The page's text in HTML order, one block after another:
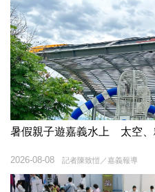
暑假親子遊嘉義水上 太空、
記者陳致愷／嘉義報導
2026-08-08